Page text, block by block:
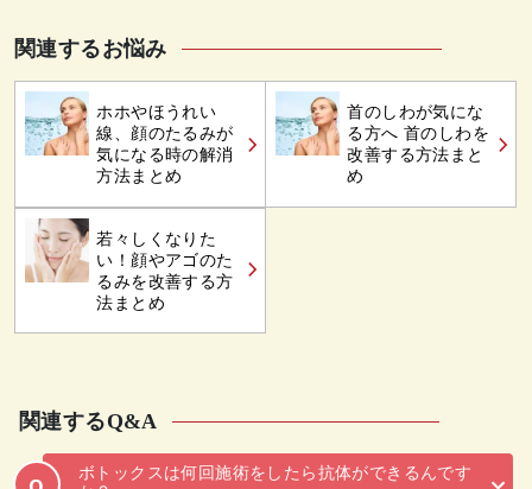
関連するお悩み
ホホやほうれい
線、顔のたるみが
気になる時の解消
方法まとめ
首のしわが気にな
る方へ 首のしわを
改善する方法まと
め
若々しくなりた
い！顔やアゴのた
るみを改善する方
法まとめ
関連するQ&A
ボトックスは何回施術をしたら抗体ができるんです